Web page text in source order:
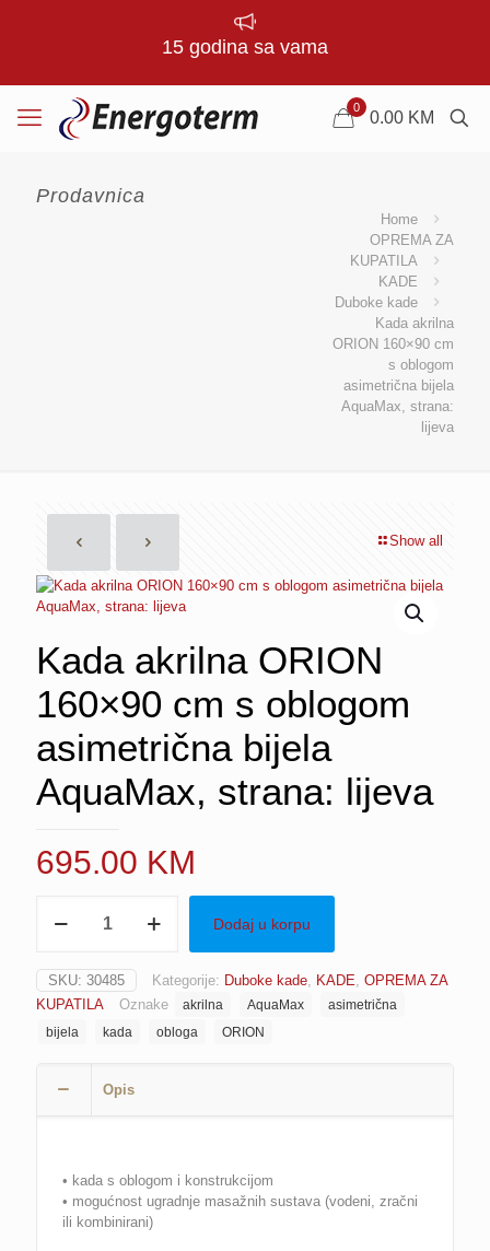
15 godina sa vama
0
0.00 KM
Prodavnica
Home
OPREMA ZA
KUPATILA
KADE
Duboke kade
Kada akrilna
ORION 160×90 cm
s oblogom
asimetrična bijela
AquaMax, strana:
lijeva
Show all
Kada akrilna ORION
160×90 cm s oblogom
asimetrična bijela
AquaMax, strana: lijeva
695.00 KM
akrilna
160×90
cm
s
oblogom
AquaMax,
Dodaj u korpu
SKU: 30485 Kategorije: Duboke kade, KADE, OPREMA ZA
KUPATILA
Oznake akrilna AquaMax
asimetrična
bijela
kada obloga ORION
Opis
• kada s oblogom i konstrukcijom
• mogućnost ugradnje masažnih sustava (vodeni, zračni
ili kombinirani)